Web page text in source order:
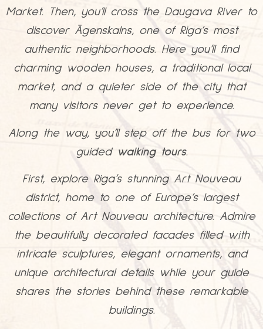
Market. Then, you’ll cross the Daugava River to
discover Āgenskalns, one of Riga’s most
authentic neighborhoods. Here you’ll find
charming wooden houses, a traditional local
market, and a quieter side of the city that
many visitors never get to experience.
Along the way, you’ll step off the bus for two
guided walking tours.
First, explore Riga’s stunning Art Nouveau
district, home to one of Europe’s largest
collections of Art Nouveau architecture. Admire
the beautifully decorated facades filled with
intricate sculptures, elegant ornaments, and
unique architectural details while your guide
shares the stories behind these remarkable
buildings.